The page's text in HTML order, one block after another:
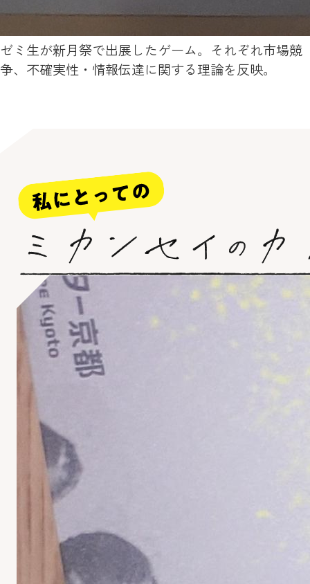
ゼミ生が新月祭で出展したゲーム。それぞれ市場競
争、不確実性・情報伝達に関する理論を反映。